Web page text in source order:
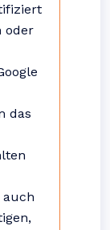
oder
das
auch